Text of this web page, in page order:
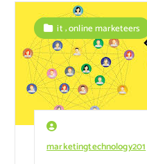
marketingtechnology201
it,online marketeers